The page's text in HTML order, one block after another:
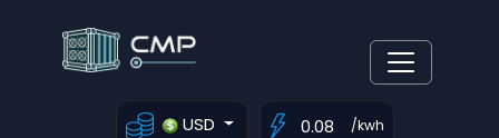
USD /kwh